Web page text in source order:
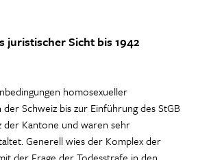
juristischer Sicht bis 1942
homosexueller
Schweiz bis zur Einführung des StGB
der Kantone und waren sehr
Generell wies der Komplex der